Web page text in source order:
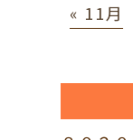
« 11月